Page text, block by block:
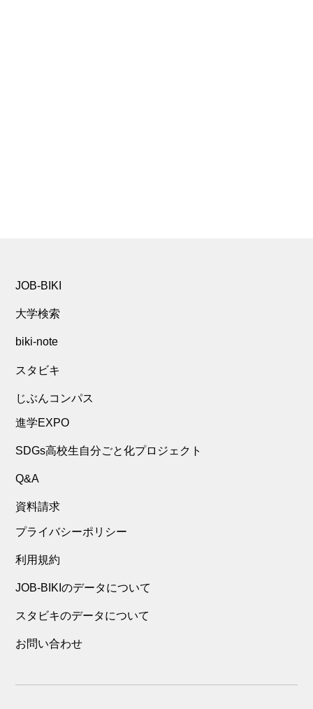
JOB-BIKI
大学検索
biki-note
スタビキ
じぶんコンパス
進学EXPO
SDGs高校生自分ごと化プロジェクト
Q&A
資料請求
プライバシーポリシー
利用規約
JOB-BIKIのデータについて
スタビキのデータについて
お問い合わせ